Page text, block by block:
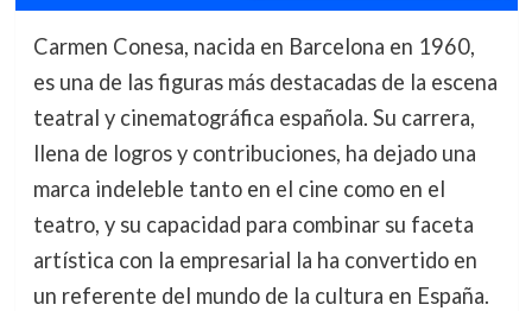
Carmen Conesa, nacida en Barcelona en 1960,
es una de las figuras más destacadas de la escena
teatral y cinematográfica española. Su carrera,
llena de logros y contribuciones, ha dejado una
marca indeleble tanto en el cine como en el
teatro, y su capacidad para combinar su faceta
artística con la empresarial la ha convertido en
un referente del mundo de la cultura en España.